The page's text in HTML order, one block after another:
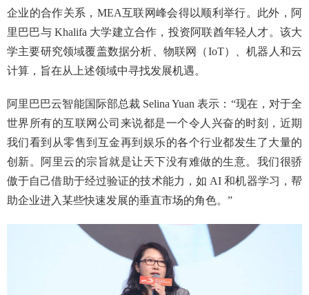
企业的合作关系，MEA互联网峰会得以顺利举行。此外，阿
里巴巴与 Khalifa 大学建立合作，投资阿联酋年轻人才。该大
学主要研究领域覆盖数据分析、物联网（IoT）、机器人和云
计算，旨在从上述领域中寻找发展机遇。
阿里巴巴云智能国际部总裁 Selina Yuan 表示：“现在，对于全
世界所有的互联网公司来说都是一个令人兴奋的时刻，近期
我们看到从零售到互金再到娱乐的各个行业都发生了大量的
创新。阿里云的宗旨就是让天下没有难做的生意。我们很骄
傲于自己借助于经过验证的技术能力，如 AI 和机器学习，帮
助企业进入某些快速发展的垂直市场的角色。”